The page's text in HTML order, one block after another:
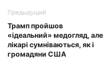
Предыдущий
Трамп пройшов
«ідеальний» медогляд, але
лікарі сумніваються, як і
громадяни США